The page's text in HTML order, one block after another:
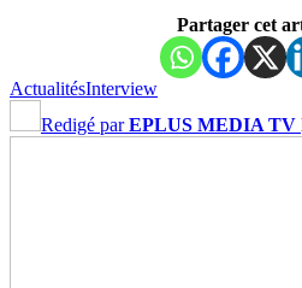
Partager cet
ActualitésInterview
Redigé parEPLUS MEDIA TV